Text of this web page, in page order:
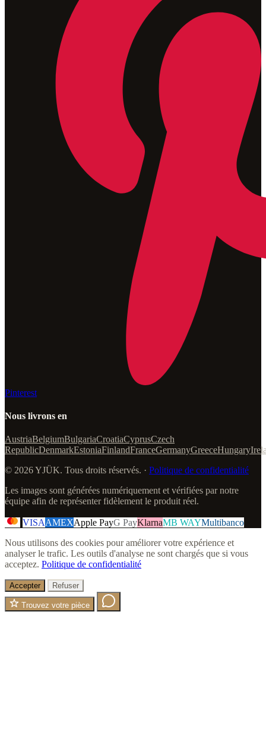
Pinterest
Nous livrons en
AustriaBelgiumBulgariaCroatiaCyprusCzech
RepublicDenmarkEstoniaFinlandFranceGermanyGreeceHungary
© 2026 YJÜK. Tous droits réservés. · Politique de confidentialité
Les images sont générées numériquement et vérifiées par notre
équipe afin de représenter fidèlement le produit réel.
VISAAMEXApple PayG PayKlarnaMB WAYMultibanco
Nous utilisons des cookies pour améliorer votre expérience et
analyser le trafic. Les outils d'analyse ne sont chargés que si vous
acceptez. Politique de confidentialité
Accepter Refuser
Trouvez votre pièce